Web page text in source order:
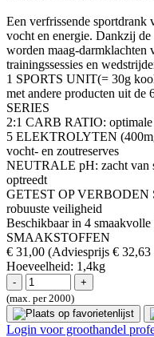
Een verfrissende sportdrank
vocht en energie. Dankzij de
worden maag-darmklachten
trainingssessies en
1 SPORTS UNIT(= 30g
met andere producten uit
SERIES
2:1 CARB RATIO: optimale
5 ELEKTROLYTEN
vocht- en zoutreserves
NEUTRALE pH: zacht van
optreedt
GETEST OP VERBODEN
robuuste veiligheid
Beschikbaar in 4
SMAAKSTOFFEN
€ 31,00 (Adviesprijs € 32,63
Hoeveelheid: 1,4kg
(max. per 2000)
Login voor groothandel